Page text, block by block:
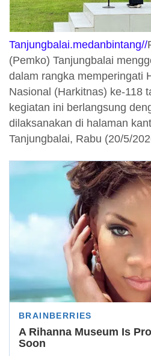
Tanjungbalai.medanbintang//
(Pemko) Tanjungbalai
dalam rangka memperingati
Nasional (Harkitnas) ke-118
kegiatan ini berlangsung
dilaksanakan di halaman
Tanjungbalai, Rabu (20/5/